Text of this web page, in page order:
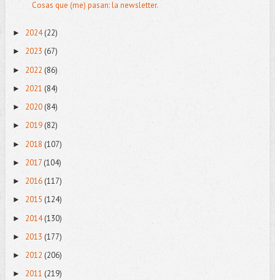
Cosas que (me) pasan: la newsletter.
► 2024(22)
► 2023 (67)
► 2022 (86)
► 2021 (84)
► 2020(84)
► 2019 (82)
► 2018 (107)
► 2017 (104)
► 2016(117)
► 2015 (124)
► 2014(130)
► 2013 (177)
► 2012 (206)
► 2011 (219)